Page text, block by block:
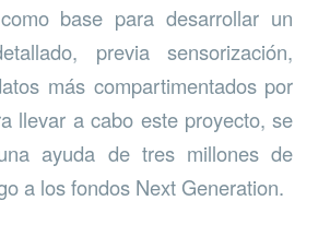
base para desarrollar un
previa sensorización,
más compartimentados por
llevar a cabo este proyecto, se
ayuda de tres millones de
a los fondos Next Generation.